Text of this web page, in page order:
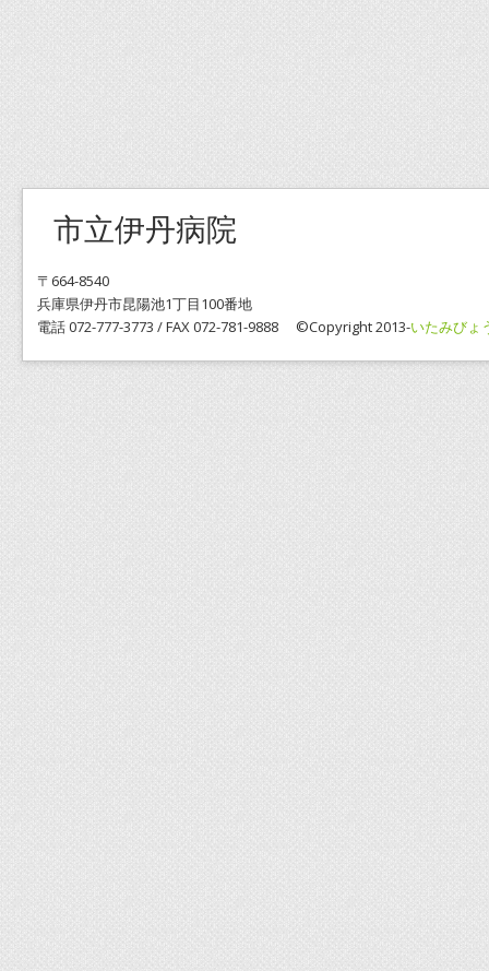
市立伊丹病院
〒664-8540
兵庫県伊丹市昆陽池1丁目100番地
電話 072-777-3773 / FAX 072-781-9888 ©Copyright 2013-いたみびょ